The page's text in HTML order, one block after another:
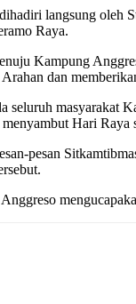
langsung oleh
Raya.
Kampung
dan
seluruh masyarakat
Hari
pesan